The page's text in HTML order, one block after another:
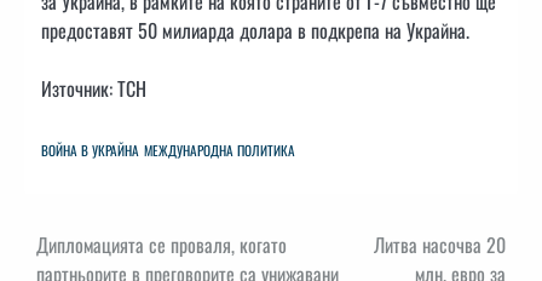
предоставят 50 милиарда долара в подкрепа на Украйна.
Източник: ТСН
ВОЙНА В УКРАЙНА МЕЖДУНАРОДНА ПОЛИТИКА
Навигация
Дипломацията се проваля, когато
партньорите в преговорите са унижавани
Литва насочва 20
млн. евро за